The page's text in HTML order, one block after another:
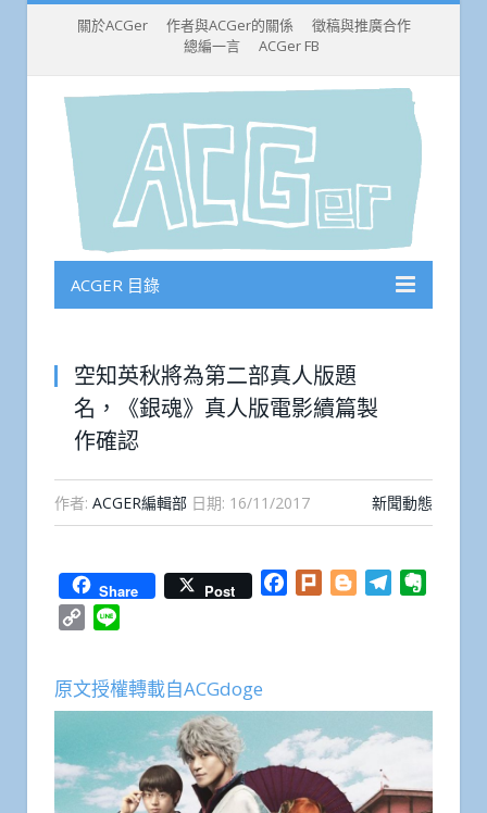
關於ACGer 作者與ACGer的關係
徵稿與推廣合作
總編一言
ACGer FB
ACGER 目錄
空知英秋將為第二部真人版題
名，《銀魂》真人版電影續篇製
作確認
作者: ACGER編輯部 日期: 16/11/2017 新聞動態
Share Post Facebook
Plurk BloggerTelegram
Copy
原文授權轉載自ACGdoge